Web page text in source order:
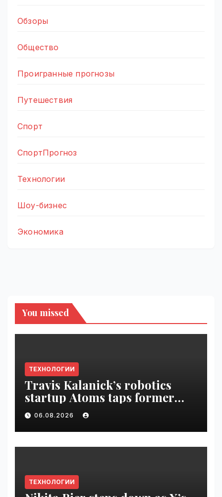
Обзоры
Общество
Проигранные прогнозы
Путешествия
Спорт
СпортПрогноз
Технологии
Шоу-бизнес
Экономика
You missed
ТЕХНОЛОГИИ
Travis Kalanick’s robotics
startup Atoms taps former
Uber finance chief as CFO |
VseTime.ru
06.08.2026
ТЕХНОЛОГИИ